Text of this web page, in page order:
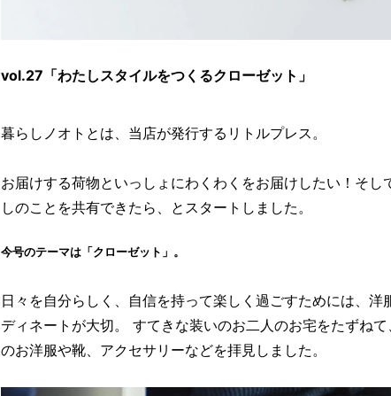
vol.27「わたしスタイルをつくるクローゼット」
暮らしノオトとは、当店が発行するリトルプレス。
お届けする荷物といっしょにわくわくをお届けしたい！そし
しのことを共有できたら、とスタートしました。
今号のテーマは「クローゼット」。
日々を自分らしく、自信を持って楽しく過ごすためには、洋
ディネートが大切。 すてきな装いのお二人のお宅をたずねて
のお洋服や靴、アクセサリーなどを拝見しました。